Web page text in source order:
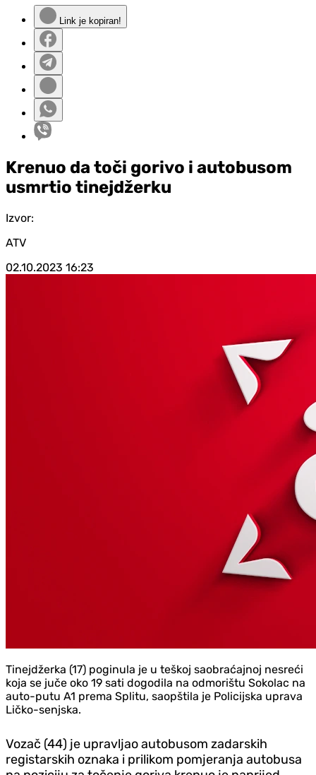
Link je kopiran!
Krenuo da toči gorivo i autobusom
usmrtio tinejdžerku
Izvor:
ATV
02.10.2023 16:23
Tinejdžerka (17) poginula je u teškoj saobraćajnoj nesreći
koja se juče oko 19 sati dogodila na odmorištu Sokolac na
auto-putu A1 prema Splitu, saopštila je Policijska uprava
Ličko-senjska.
Vozač (44) je upravljao autobusom zadarskih
registarskih oznaka i prilikom pomjeranja autobusa